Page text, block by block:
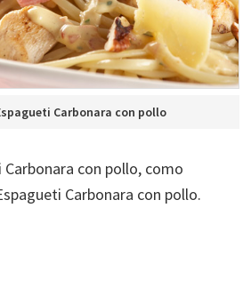
Carbonara con pollo
con pollo, como
Carbonara con pollo.